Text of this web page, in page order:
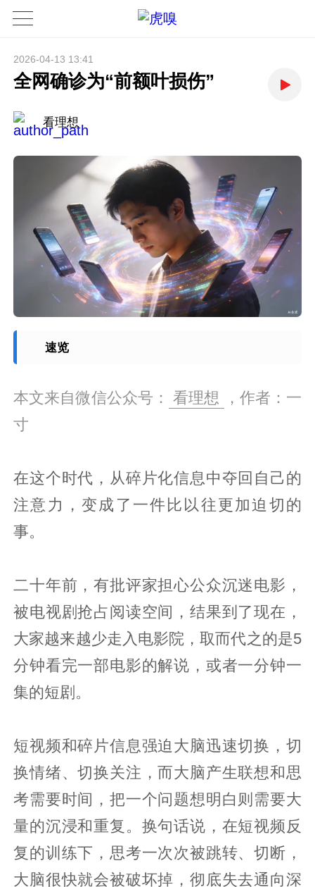
2026-04-13 13:41
全网确诊为“前额叶损伤”
看理想
速览
本文来自微信公众号： 看理想
，作者：一
寸
在这个时代，从碎片化信息中夺回自己的
注意力，变成了一件比以往更加迫切的
事。
二十年前，有批评家担心公众沉迷电影，
被电视剧抢占阅读空间，结果到了现在，
大家越来越少走入电影院，取而代之的是5
分钟看完一部电影的解说，或者一分钟一
集的短剧。
短视频和碎片信息强迫大脑迅速切换，切
换情绪、切换关注，而大脑产生联想和思
考需要时间，把一个问题想明白则需要大
量的沉浸和重复。换句话说，在短视频反
复的训练下，思考一次次被跳转、切断，
大脑很快就会被破坏掉，彻底失去通向深